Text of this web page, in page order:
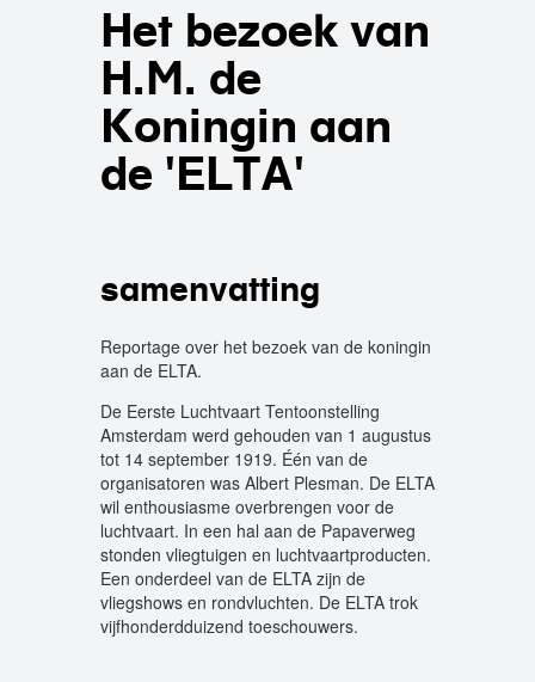
Het bezoek van
H.M. de
Koningin aan
de 'ELTA'
samenvatting
Reportage over het bezoek van de koningin
aan de ELTA.
De Eerste Luchtvaart Tentoonstelling
Amsterdam werd gehouden van 1 augustus
tot 14 september 1919. Één van de
organisatoren was Albert Plesman. De ELTA
wil enthousiasme overbrengen voor de
luchtvaart. In een hal aan de Papaverweg
stonden vliegtuigen en luchtvaartproducten.
Een onderdeel van de ELTA zijn de
vliegshows en rondvluchten. De ELTA trok
vijfhonderdduizend toeschouwers.